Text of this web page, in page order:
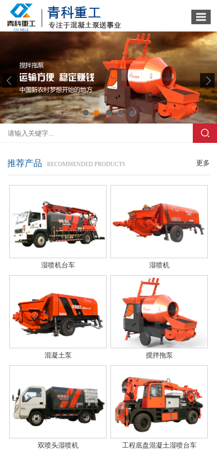
1 2 3
更多
推荐产品 RECOMMENDED PRODUCTS
湿喷机台车 湿喷机
混凝土泵 搅拌拖泵
双喷头湿喷机 工程底盘混凝土湿喷台车